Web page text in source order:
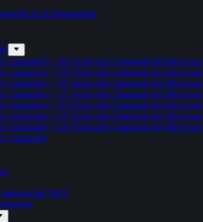
de la Humanidad
Chamamé y 20ª Fiesta del Chamamé del Mercosur
Chamamé y 19ª Fiesta del Chamamé del Mercosur
Chamamé y 18ª Fiesta del Chamamé del Mercosur
Chamamé y 17ª Fiesta del Chamamé del Mercosur
Chamamé y 16ª Fiesta del Chamamé del Mercosur
Chamamé y 15ª Fiesta del Chamamé del Mercosur
Chamamé y 14ª Fiesta del Chamamé del Mercosur
Chamamé
Integral del NEA